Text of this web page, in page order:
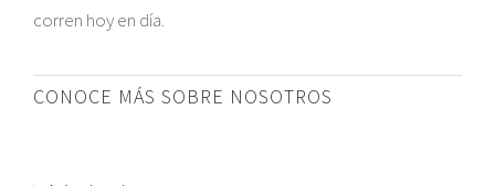
corren hoy en día.
CONOCE MÁS SOBRE NOSOTROS